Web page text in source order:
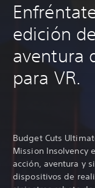
edición
aventura
para VR.
Budget Cuts
Mission Insolvency
acción, aventura y
dispositivos de